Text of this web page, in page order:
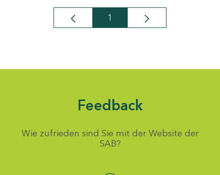
Seite
1
Feedback
Wie zufrieden sind Sie mit der Website der
SAB?